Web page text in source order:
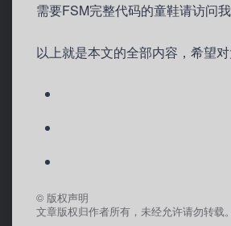
需要FSM完整代码的童鞋请访问
以上就是本文的全部内容，希望
© 版权声明
文章版权归作者所有，未经允许请勿转载。